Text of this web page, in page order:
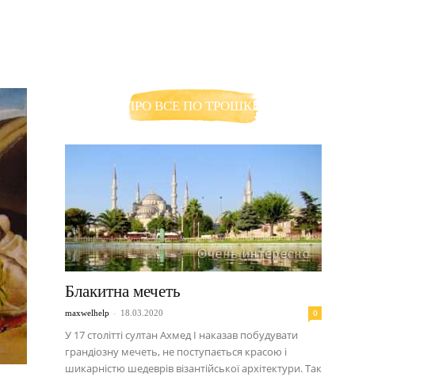
ПРО ВСЕ ПО ТРОШКИ
Блакитна мечеть
maxwelhelp - 18.03.2020 0
У 17 столітті султан Ахмед I наказав побудувати
грандіозну мечеть, не поступається красою і
шикарністю шедеврів візантійської архітектури. Так